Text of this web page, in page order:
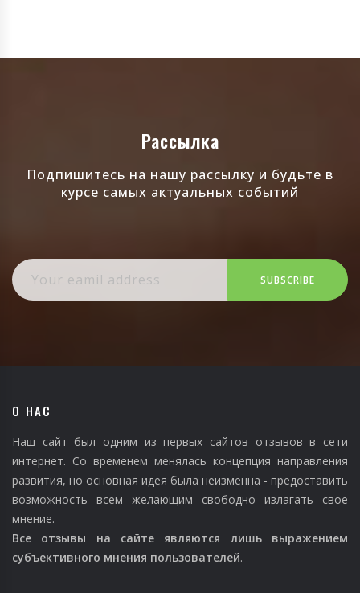
Рассылка
Подпишитесь на нашу рассылку и будьте в
курсе самых актуальных событий
SUBSCRIBE
О НАС
Наш сайт был одним из первых сайтов отзывов в сети
интернет. Со временем менялась концепция направления
развития, но основная идея была неизменна - предоставить
возможность всем желающим свободно излагать свое
мнение.
Все отзывы на сайте являются лишь выражением
субъективного мнения пользователей.